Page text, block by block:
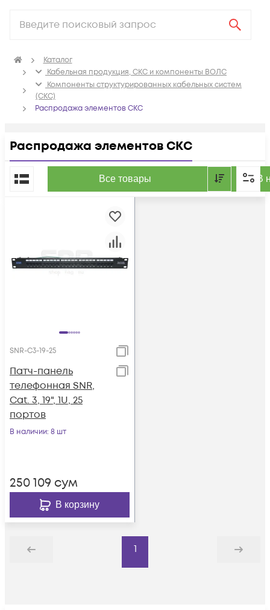
Каталог
Кабельная продукция, СКС и компоненты ВОЛС
Компоненты структурированных кабельных систем
(СКС)
Распродажа элементов СКС
Распродажа элементов СКС
Все товары В
По популярности
SNR-C3-19-25
Патч-панель
телефонная SNR,
Cat. 3, 19", 1U, 25
портов
В наличии: 8 шт
250 109 сум
В корзину
Назад
1
Дальше